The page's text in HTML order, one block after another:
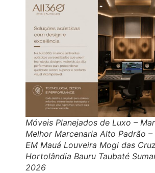
Móveis Planejados de Luxo –
Melhor Marcenaria Alto Padrão
EM Mauá Louveira Mogi das
Hortolândia Bauru Taubaté
2026